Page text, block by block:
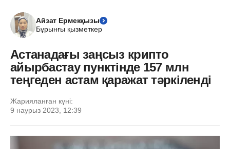
Айзат Ермекқызы
Бұрынғы қызметкер
Астанадағы заңсыз крипто
айырбастау пунктінде 157 млн
теңгеден астам қаражат тәркіленді
Жарияланған күні:
9 наурыз 2023, 12:39